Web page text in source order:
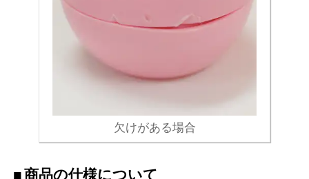
欠けがある場合
商品の仕様について